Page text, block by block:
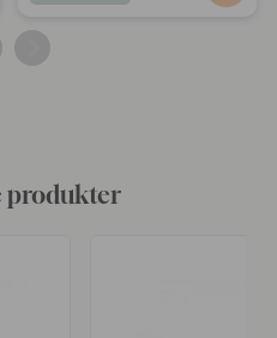
produkter